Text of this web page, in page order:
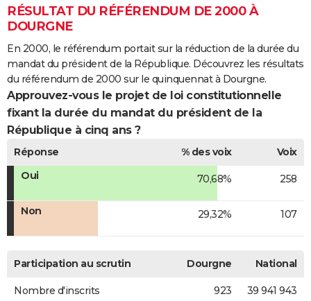
RÉSULTAT DU RÉFÉRENDUM DE 2000 À
DOURGNE
En 2000, le référendum portait sur la réduction de la durée du
mandat du président de la République. Découvrez les résultats
du référendum de 2000 sur le quinquennat à Dourgne.
Approuvez-vous le projet de loi constitutionnelle
fixant la durée du mandat du président de la
République à cinq ans ?
Réponse % des voix
Voix
Oui
70,68% 258
Non 29,32% 107
Participation au scrutin Dourgne National
Nombre d'inscrits 923 39 941 943